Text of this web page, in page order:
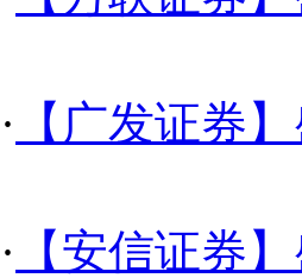
· 【广发证券
· 【安信证券